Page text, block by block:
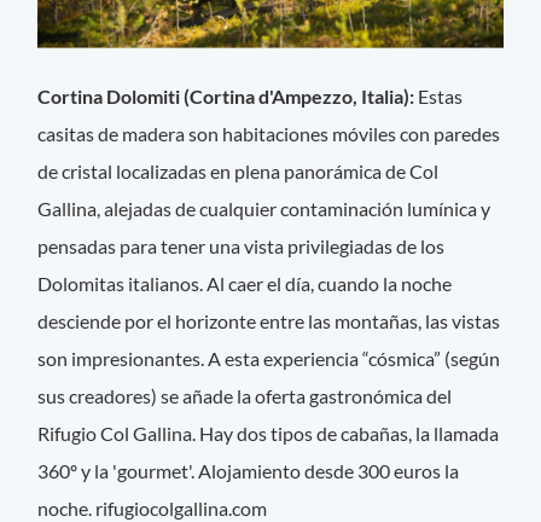
Cortina Dolomiti (Cortina d'Ampezzo, Italia): Estas
casitas de madera son habitaciones móviles con paredes
de cristal localizadas en plena panorámica de Col
Gallina, alejadas de cualquier contaminación lumínica y
pensadas para tener una vista privilegiadas de los
Dolomitas italianos. Al caer el día, cuando la noche
desciende por el horizonte entre las montañas, las vistas
son impresionantes. A esta experiencia “cósmica” (según
sus creadores) se añade la oferta gastronómica del
Rifugio Col Gallina. Hay dos tipos de cabañas, la llamada
360º y la 'gourmet'. Alojamiento desde 300 euros la
noche. rifugiocolgallina.com